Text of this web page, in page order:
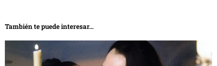
También te puede interesar...